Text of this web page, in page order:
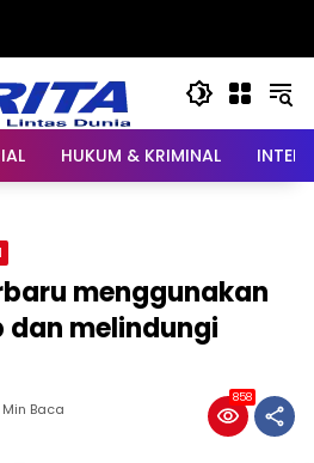
HUKUM & KRIMINAL
menggunakan
melindungi
Min Baca
858